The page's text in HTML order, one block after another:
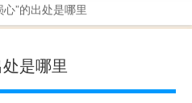
”的出处是哪里
是哪里